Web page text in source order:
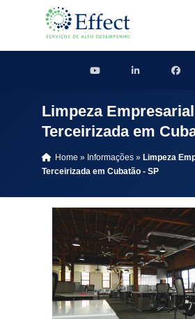
Limpeza Empresarial
Terceirizada em
Home » Informações » Limpeza
Terceirizada em Cubatão - SP